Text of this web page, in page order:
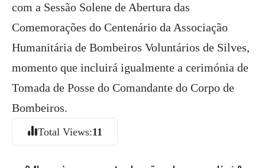
com a Sessão Solene de Abertura das
Comemorações do Centenário da Associação
Humanitária de Bombeiros Voluntários de Silves,
momento que incluirá igualmente a cerimónia de
Tomada de Posse do Comandante do Corpo de
Bombeiros.
Total Views:11